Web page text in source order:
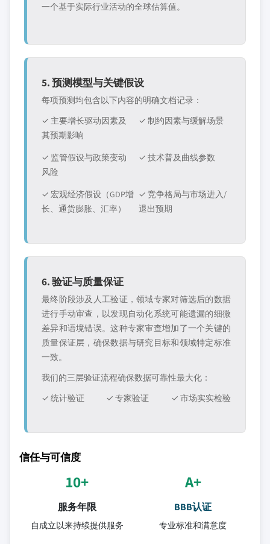
一个基于实际行业活动的全球估算值。
5. 预测模型与关键假设
每项预测均包含以下内容的明确文档记录：
✓ 主要增长驱动因素及
其预期影响
✓ 制约因素与缓解场景
✓ 监管假设与政策变动
风险
✓ 技术普及曲线参数
✓ 宏观经济假设（GDP增
长、通货膨胀、汇率）
✓ 竞争格局与市场进入/
退出预期
6. 验证与质量保证
最终阶段涉及人工验证，领域专家对筛选后的数据
进行手动审查，以发现自动化系统可能遗漏的细微
差异和语境错误。这种专家审查增加了一个关键的
质量保证层，确保数据与研究目标和领域特定标准
一致。
我们的三层验证流程确保数据可靠性最大化：
✓ 统计验证
✓ 专家验证 ✓ 市场实实检验
信任与可信度
10+
服务年限
自成立以来持续提供服务
A+
BBB认证
专业标准和满意度